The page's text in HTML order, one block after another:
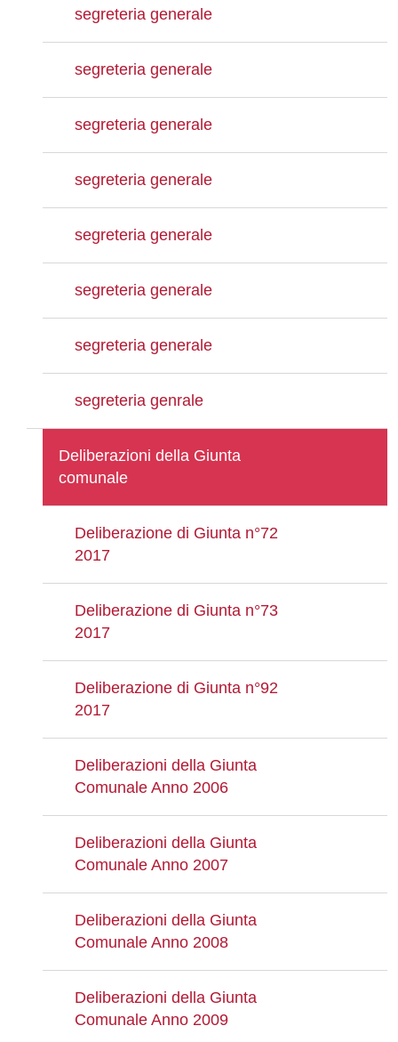
segreteria generale
segreteria generale
segreteria generale
segreteria generale
segreteria generale
segreteria generale
segreteria generale
segreteria genrale
Deliberazioni della Giunta
comunale
Deliberazione di Giunta n°72
2017
Deliberazione di Giunta n°73
2017
Deliberazione di Giunta n°92
2017
Deliberazioni della Giunta
Comunale Anno 2006
Deliberazioni della Giunta
Comunale Anno 2007
Deliberazioni della Giunta
Comunale Anno 2008
Deliberazioni della Giunta
Comunale Anno 2009